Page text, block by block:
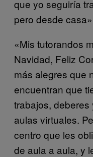
que yo seguiría
pero desde
«Mis tutorandos
Navidad, Feliz
más alegres que
encuentran que
trabajos,
aulas virtuales.
centro que les
de aula a aula, y